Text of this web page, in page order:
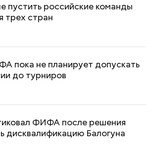
пустить российские команды
трех стран
пока не планирует допускать
до турниров
ФИФА после решения
дисквалификацию Балогуна